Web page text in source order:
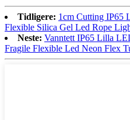
Tidligere: 1cm Cutting IP65
Flexible Silica Gel Led Rope
Neste: Vanntett IP65 Lilla
Fragile Flexible Led Neon Flex